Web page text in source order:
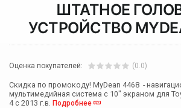
ШТАТНОЕ
УСТРОЙСТВО
Оценка покупателей: (0.0)
Скидка по промокоду! MyDean 4468 -
мультимедийная система с 10" экраном для
4 с 2013 г.в. Подробнее